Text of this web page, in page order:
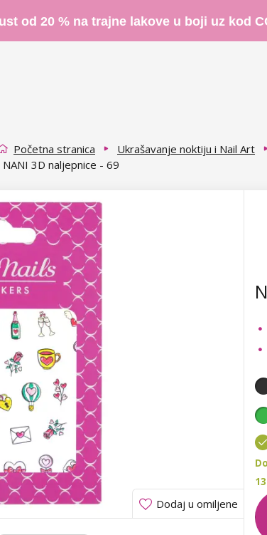
od 20 % na trajne lakove u boji uz kod
Početna stranica Ukrašavanje noktiju i Nail Art
NANI 3D naljepnice - 69
Dodaj u omiljene